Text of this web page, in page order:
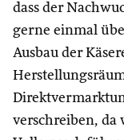
dass der
gerne einmal
Ausbau der
verschreiben, da